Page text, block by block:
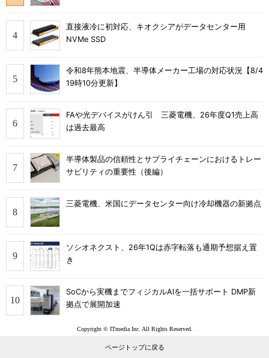
直接液冷に初対応、キオクシアがデータセンター用
NVMe SSD
令和8年熊本地震、半導体メーカー工場の対応状況【8/4
19時10分更新】
FAや光デバイスがけん引 三菱電機、26年度Q1売上高
は過去最高
半導体製品の信頼性とサプライチェーンにおけるトレー
サビリティの重要性（後編）
三菱電機、米国にデータセンター向け冷却機器の新拠点
ソシオネクスト、26年1Qは赤字転落も通期予想据え置
き
SoCから実機までフィジカルAIを一括サポート DMP新
拠点で展開加速
Copyright © ITmedia Inc. All Rights Reserved.
ページトップに戻る